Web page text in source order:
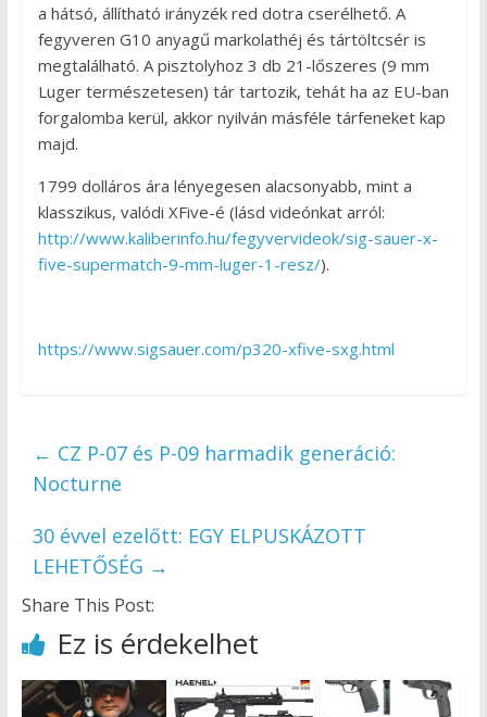
a hátsó, állítható irányzék red dotra cserélhető. A
fegyveren G10 anyagű markolathéj és tártöltcsér is
megtalálható. A pisztolyhoz 3 db 21-lőszeres (9 mm
Luger természetesen) tár tartozik, tehát ha az EU-ban
forgalomba kerül, akkor nyilván másféle tárfeneket kap
majd.
1799 dolláros ára lényegesen alacsonyabb, mint a
klasszikus, valódi XFive-é (lásd videónkat arról:
http://www.kaliberinfo.hu/fegyvervideok/sig-sauer-x-
five-supermatch-9-mm-luger-1-resz/).
https://www.sigsauer.com/p320-xfive-sxg.html
← CZ P-07 és P-09 harmadik generáció:
Nocturne
30 évvel ezelőtt: EGY ELPUSKÁZOTT
LEHETŐSÉG →
Share This Post:
Ez is érdekelhet